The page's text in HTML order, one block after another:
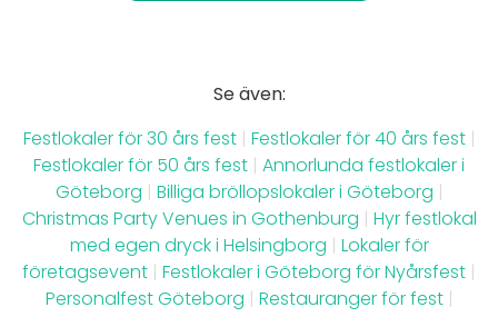
Se även:
Festlokaler för 30 års fest | Festlokaler för 40 års fest |
Festlokaler för 50 års fest | Annorlunda festlokaler i
Göteborg | Billiga bröllopslokaler i Göteborg |
Christmas Party Venues in Gothenburg | Hyr festlokal
med egen dryck i Helsingborg | Lokaler för
företagsevent | Festlokaler i Göteborg för Nyårsfest |
Personalfest Göteborg | Restauranger för fest |